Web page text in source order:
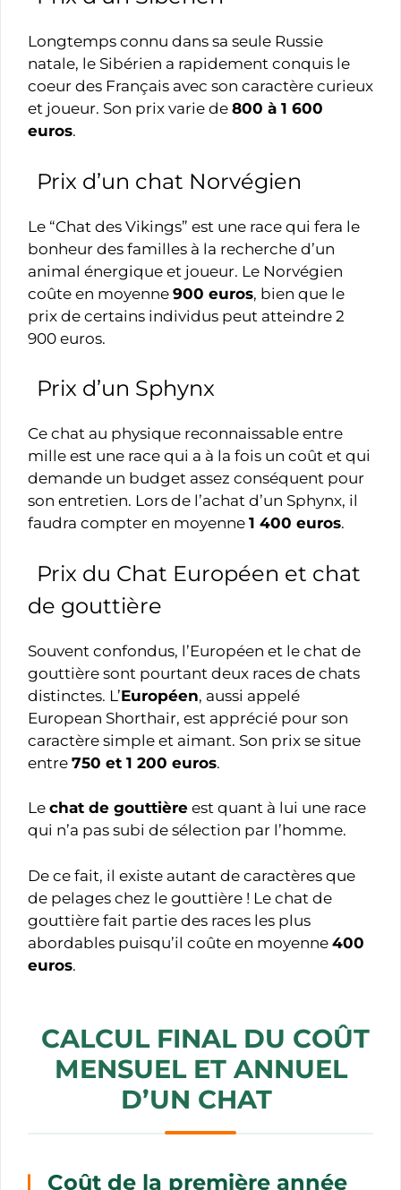
Longtemps connu dans sa seule Russie
natale, le Sibérien a rapidement conquis le
coeur des Français avec son caractère curieux
et joueur. Son prix varie de 800 à 1 600
euros.
Prix d’un chat Norvégien
Le “Chat des Vikings” est une race qui fera le
bonheur des familles à la recherche d’un
animal énergique et joueur. Le Norvégien
coûte en moyenne 900 euros, bien que le
prix de certains individus peut atteindre 2
900 euros.
Prix d’un Sphynx
Ce chat au physique reconnaissable entre
mille est une race qui a à la fois un coût et qui
demande un budget assez conséquent pour
son entretien. Lors de l’achat d’un Sphynx, il
faudra compter en moyenne 1 400 euros.
Prix du Chat Européen et chat
de gouttière
Souvent confondus, l’Européen et le chat de
gouttière sont pourtant deux races de chats
distinctes. L’Européen, aussi appelé
European Shorthair, est apprécié pour son
caractère simple et aimant. Son prix se situe
entre 750 et 1 200 euros.
Le chat de gouttière est quant à lui une race
qui n’a pas subi de sélection par l’homme.
De ce fait, il existe autant de caractères que
de pelages chez le gouttière ! Le chat de
gouttière fait partie des races les plus
abordables puisqu’il coûte en moyenne 400
euros.
CALCUL FINAL DU COÛT
MENSUEL ET ANNUEL
D’UN CHAT
Coût de la première année